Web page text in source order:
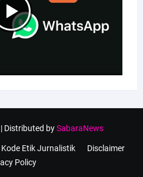
Distributed bySabaraNews
Kode Etik Jurnalistik
Disclaimer
Policy